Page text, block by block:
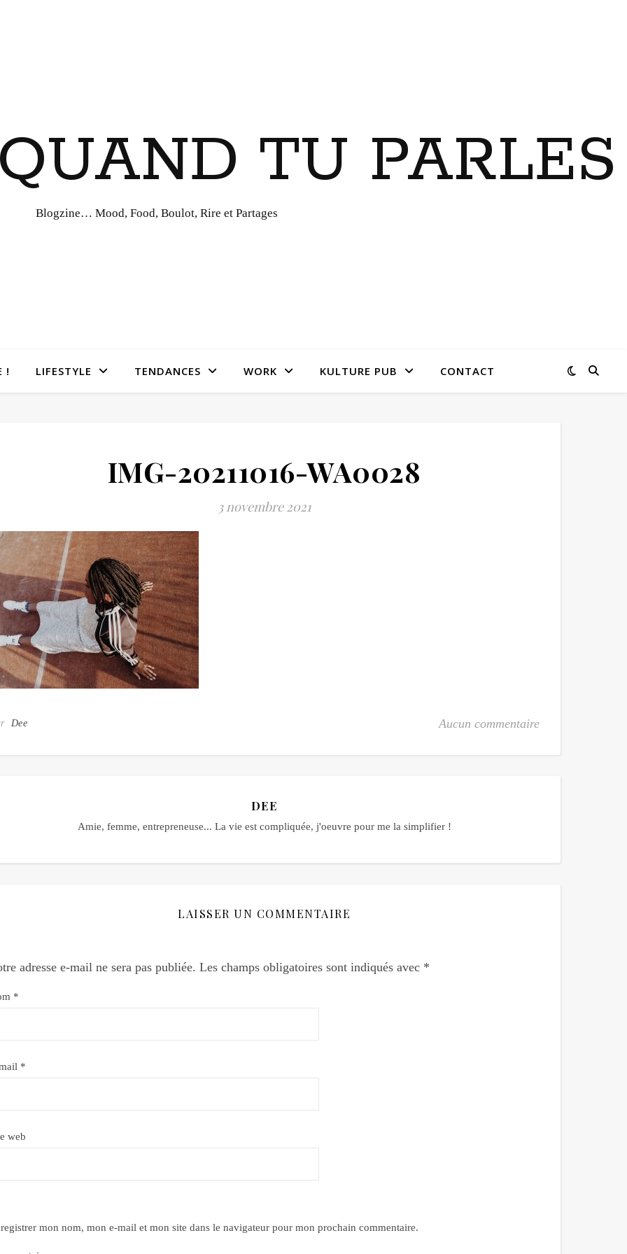
TU PARLES
Blogzine… Mood, Food, Boulot, Rire et Partages
! LIFESTYLE TENDANCES WORK KULTURE PUB CONTACT
IMG-20211016-WA0028
3 novembre 2021
Dee Aucun commentaire
DEE
Amie, femme, entrepreneuse... La vie est compliquée, j'oeuvre pour me la simplifier !
LAISSER UN COMMENTAIRE
adresse e-mail ne sera pas publiée. Les champs obligatoires sont indiqués avec *
*
*
web
mon nom, mon e-mail et mon site dans le navigateur pour mon prochain commentaire.